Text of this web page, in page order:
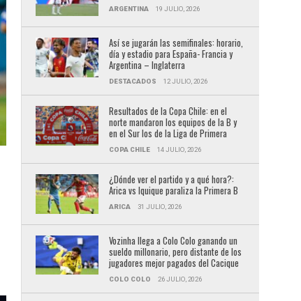
ARGENTINA 19 JULIO, 2026
Así se jugarán las semifinales: horario,
día y estadio para España- Francia y
Argentina – Inglaterra
DESTACADOS 12 JULIO, 2026
Resultados de la Copa Chile: en el
norte mandaron los equipos de la B y
en el Sur los de la Liga de Primera
COPA CHILE 14 JULIO, 2026
¿Dónde ver el partido y a qué hora?:
Arica vs Iquique paraliza la Primera B
ARICA 31 JULIO, 2026
Vozinha llega a Colo Colo ganando un
sueldo millonario, pero distante de los
jugadores mejor pagados del Cacique
COLO COLO 26 JULIO, 2026